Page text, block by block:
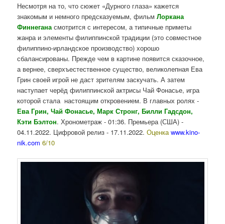
Несмотря на то, что сюжет «Дурного глаза» кажется
знакомым и немного предсказуемым, фильмЛоркана
Финнегана смотрится с интересом, а типичные приметы
жанра и элементы филиппинской традиции (это совместное
филиппино-ирландское производство) хорошо
сбалансированы. Прежде чем в картине появится сказочное,
а вернее, сверхъестественное существо, великолепная Ева
Грин своей игрой не даст зрителям заскучать. А затем
наступает черёд филиппинской актрисы Чай Фонасье, игра
которой стала настоящим откровением. В главных ролях -
Ева Грин, Чай Фонасье, Марк Стронг, Билли Гадсдон,
Кэти Бэлтон. Хронометраж - 01:36. Премьера (США) -
04.11.2022. Цифровой релиз - 17.11.2022.Оценкаwww.kino-
nik.com 6/10